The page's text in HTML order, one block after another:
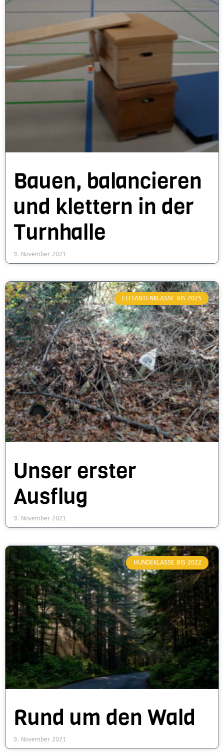
Bauen, balancieren
und klettern in der
Turnhalle
9. November 2021
ELEFANTENKLASSE BIS 2025
Unser erster
Ausflug
9. November 2021
HUNDEKLASSE BIS 2022
Rund um den Wald
9. November 2021